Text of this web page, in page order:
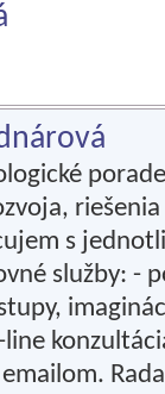
s
služby: -